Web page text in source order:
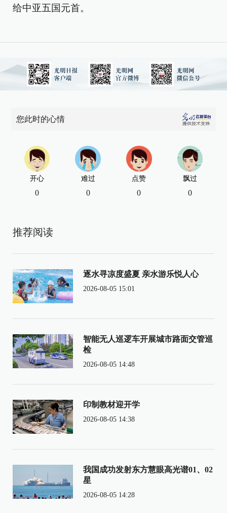
给中亚五国元首。
您此时的心情
开心
0
难过
0
点赞
0
飘过
0
推荐阅读
逐水寻凉度盛夏 亲水游乐悦人心
2026-08-05 15:01
智能无人巡逻车开展城市路面交管巡
检
2026-08-05 14:48
印制教材迎开学
2026-08-05 14:38
我国成功发射东方慧眼高光谱01、02
星
2026-08-05 14:28